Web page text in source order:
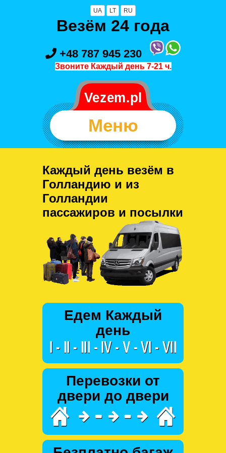
UA LT RU
Везём 24 года
+48 787 945 230
Звоните Каждый день 7-21 ч.
Меню
Каждый день везём в
Голландию и из
Голландии
пассажиров и посылки
Едем Каждый
день
Перевозки от
двери до двери